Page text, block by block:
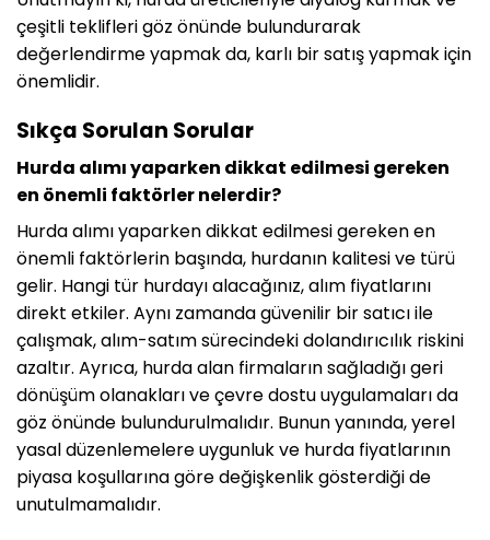
çeşitli teklifleri göz önünde bulundurarak
değerlendirme yapmak da, karlı bir satış yapmak için
önemlidir.
Sıkça Sorulan Sorular
Hurda alımı yaparken dikkat edilmesi gereken
en önemli faktörler nelerdir?
Hurda alımı yaparken dikkat edilmesi gereken en
önemli faktörlerin başında, hurdanın kalitesi ve türü
gelir. Hangi tür hurdayı alacağınız, alım fiyatlarını
direkt etkiler. Aynı zamanda güvenilir bir satıcı ile
çalışmak, alım-satım sürecindeki dolandırıcılık riskini
azaltır. Ayrıca, hurda alan firmaların sağladığı geri
dönüşüm olanakları ve çevre dostu uygulamaları da
göz önünde bulundurulmalıdır. Bunun yanında, yerel
yasal düzenlemelere uygunluk ve hurda fiyatlarının
piyasa koşullarına göre değişkenlik gösterdiği de
unutulmamalıdır.